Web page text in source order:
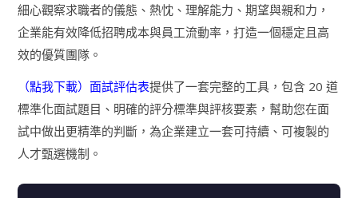
細心觀察求職者的儀態、熱忱、理解能力、期望與親和力，
企業能有效降低招聘成本與員工流動率，打造一個穩定且高
效的優質團隊。
（點我下載）面試評估表提供了一套完整的工具，包含 20 道
標準化面試題目、明確的評分標準與評核要素，幫助您在面
試中做出更精準的判斷，為企業建立一套可持續、可複製的
人才甄選機制。